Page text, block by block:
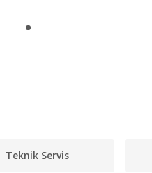
Teknik Servis